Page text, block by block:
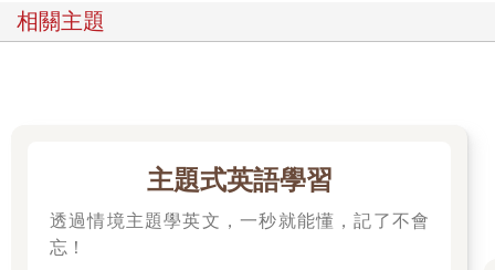
相關主題
主題式英語學習
透過情境主題學英文，一秒就能懂，記了不會
忘！